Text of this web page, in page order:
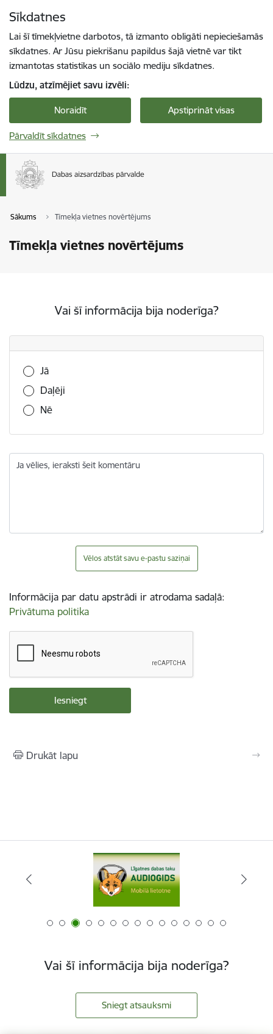
Sīkdatnes
Lai šī tīmekļvietne darbotos, tā izmanto obligāti nepieciešamās
sīkdatnes. Ar Jūsu piekrišanu papildus šajā vietnē var tikt
izmantotas statistikas un sociālo mediju sīkdatnes.
Lūdzu, atzīmējiet savu izvēli:
Noraidīt Apstiprināt visas
Pārvaldīt sīkdatnes
Sākums Tīmekļa vietnes novērtējums
Tīmekļa vietnes novērtējums
Vai šī informācija bija noderīga?
Vai šī informācija bija noderīga?
Jā
Daļēji
Nē
Ja vēlies, ieraksti šeit komentāru
Vēlos atstāt savu e-pastu saziņai
Informācija par datu apstrādi ir atrodama sadaļā:
Privātuma politika
Drukāt lapu
Vai šī informācija bija noderīga?
Sniegt atsauksmi